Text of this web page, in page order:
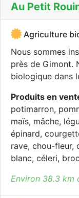
Au Petit
Agriculture
Nous sommes
près de Gimont.
biologique dans
Produits en
potimarron,
maïs, mâche,
épinard,
rave, chou-fleur,
blanc, céleri,
Environ 38.3 km